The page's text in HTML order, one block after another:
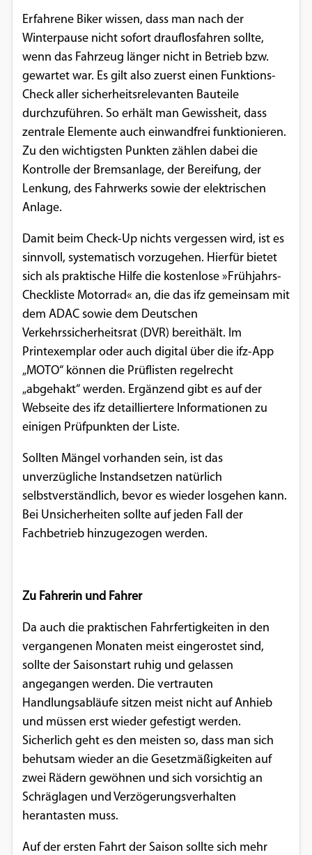
Erfahrene Biker wissen, dass man nach der
Winterpause nicht sofort drauflos­fahren sollte,
wenn das Fahrzeug länger nicht in Betrieb bzw.
gewartet war. Es gilt also zuerst einen Funktions-
Check aller sicherheitsrelevanten Bauteile
durchzuführen. So erhält man Gewissheit, dass
zentrale Elemente auch einwandfrei funktionieren.
Zu den wichtigsten Punkten zählen dabei die
Kontrolle der Bremsanlage, der Bereifung, der
Lenkung, des Fahrwerks sowie der elektrischen
Anlage.
Damit beim Check-Up nichts vergessen wird, ist es
sinnvoll, systematisch vorzugehen. Hierfür bietet
sich als praktische Hilfe die kostenlose »Frühjahrs-
Checkliste Motorrad« an, die das ifz gemeinsam mit
dem ADAC sowie dem Deutschen
Verkehrssicherheitsrat (DVR) bereithält. Im
Printexemplar oder auch digital über die ifz-App
„MOTO“ können die Prüflisten regelrecht
„abgehakt“ werden. Ergänzend gibt es auf der
Webseite des ifz detailliertere Informationen zu
einigen Prüfpunkten der Liste.
Sollten Mängel vorhanden sein, ist das
unverzügliche Instandsetzen natürlich
selbstverständlich, bevor es wieder losgehen kann.
Bei Unsicherheiten sollte auf jeden Fall der
Fachbetrieb hinzugezogen werden.
Zu Fahrerin und Fahrer
Da auch die praktischen Fahrfertigkeiten in den
vergangenen Monaten meist eingerostet sind,
sollte der Saisonstart ruhig und gelassen
angegangen werden. Die vertrauten
Handlungsabläufe sitzen meist nicht auf Anhieb
und müssen erst wieder gefestigt werden.
Sicherlich geht es den meisten so, dass man sich
behutsam wieder an die Gesetzmäßigkeiten auf
zwei Rädern gewöhnen und sich vorsichtig an
Schräglagen und Verzögerungsverhalten
herantasten muss.
Auf der ersten Fahrt der Saison sollte sich mehr
können, werden von diesen externen
Medien Cookies gesetzt.
YouTube
Vimeo
Google Maps
Anbieter:
Google